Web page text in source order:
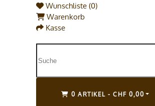
Wunschliste (0)
Warenkorb
Kasse
0 ARTIKEL - CHF 0,00